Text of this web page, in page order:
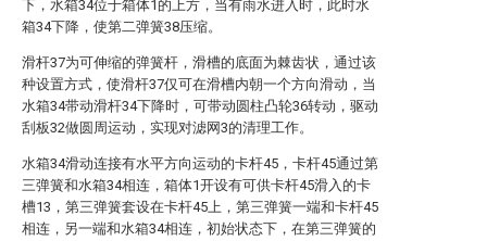
下，水箱34位于箱体1的上方，当有雨水进入时，此时水
箱34下降，使第二弹簧38压缩。
滑杆37为可伸缩的弹簧杆，滑槽的底面为棘齿状，通过该
种设置方式，使滑杆37仅可在滑槽内朝一个方向滑动，当
水箱34带动滑杆34下降时，可带动圆柱凸轮36转动，驱动
刮板32做圆周运动，实现对滤网3的清理工作。
水箱34滑动连接有水平方向运动的卡杆45，卡杆45通过第
三弹簧和水箱34相连，箱体1开设有可供卡杆45滑入的卡
槽13，第三弹簧套设在卡杆45上，第三弹簧一端和卡杆45
相连，另一端和水箱34相连，初始状态下，在第三弹簧的